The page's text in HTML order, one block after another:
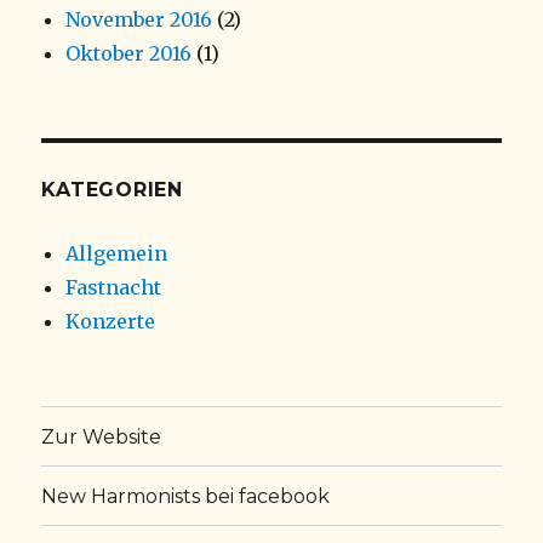
November 2016 (2)
Oktober 2016 (1)
KATEGORIEN
Allgemein
Fastnacht
Konzerte
Zur Website
New Harmonists bei facebook